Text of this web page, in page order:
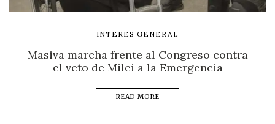
INTERES GENERAL
Masiva marcha frente al Congreso contra
el veto de Milei a la Emergencia
READ MORE